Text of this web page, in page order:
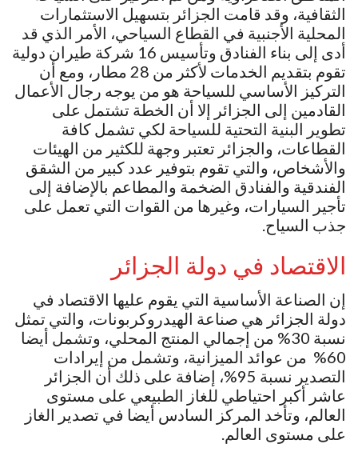
الثقافية، وقد قامت الجزائر بتسهيل الاستثمارات
المحلية الأجنبية في القطاع السياحي، الأمر الذي قد
أدى إلى بناء الفنادق وتأسيس 16 شركة طيران دولية
تقوم بتقديم الخدمات لأكثر من 28 مطار، ومع أن
التركيز الأساسي للسياحة هو من يوجه رجال الأعمال
القادمين إلى الجزائر إلا أن الخطة تشتمل على
تطوير البنية التحتية للسياحة لكي تشمل كافة
القطاعات، والجزائر تعتبر وجهة للكثير من الهيئات
والأشخاص، والتي تقوم بتوفير عدد كبير من الشقق
الفندقية والفنادق الضخمة والمطاعم بالإضافة إلى
تأجير السيارات، وغيرها من القوات التي تعمل على
جذب السياح.
الاقتصاد في دولة الجزائر
إن الصناعة الأساسية التي يقوم عليها الاقتصاد في
دولة الجزائر هي صناعة الهيدروكربونات، والتي تمثل
نسبة 30% من إجمالي المنتج المحلي، وتشمل أيضا
60% من عوائد الميزانية، وتشمل من إيرادات
التصدير نسبة 95%، إضافة على ذلك أن الجزائر
عاشر أكبر احتياطي للغاز الطبيعي على مستوى
العالم، وتأخد المركز السادس أيضا في تصدير الغاز
على مستوى العالم.